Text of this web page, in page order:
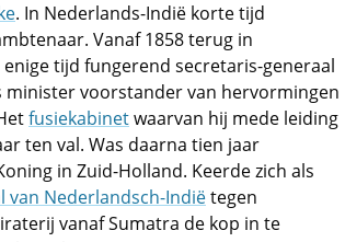
. In Nederlands-Indië korte tijd
Vanaf 1858 terug in
tijd fungerend secretaris-generaal
minister voorstander van hervormingen
fusiekabinetwaarvan hij mede leiding
ten val. Was daarna tien jaar
in Zuid-Holland. Keerde zich als
van Nederlandsch-Indiëtegen
vanaf Sumatra de kop in te